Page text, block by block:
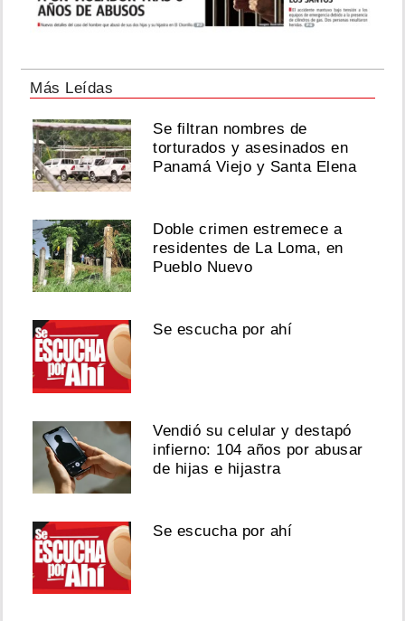
Más Leídas
Se filtran nombres de
torturados y asesinados en
Panamá Viejo y Santa Elena
Doble crimen estremece a
residentes de La Loma, en
Pueblo Nuevo
Se escucha por ahí
Vendió su celular y destapó
infierno: 104 años por abusar
de hijas e hijastra
Se escucha por ahí